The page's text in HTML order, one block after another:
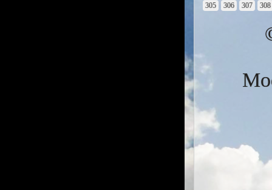
305
306 307 308